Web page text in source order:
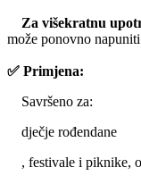
Za višekratnu
može ponovno
✅ Primjena:
Savršeno za:
dječje rođendane
, festivale i piknike,